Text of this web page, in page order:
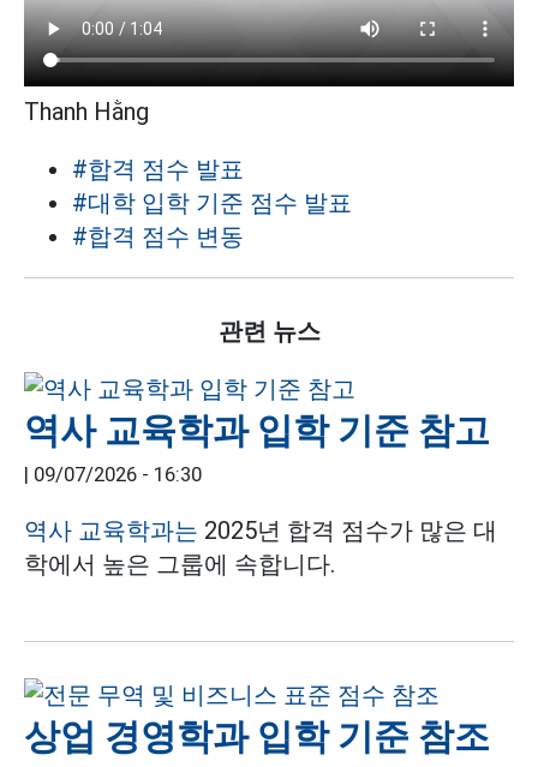
Thanh Hằng
#합격 점수 발표
#대학 입학 기준 점수 발표
#합격 점수 변동
관련 뉴스
역사 교육학과 입학 기준 참고
| 09/07/2026 - 16:30
역사 교육학과는 2025년 합격 점수가 많은 대
학에서 높은 그룹에 속합니다.
상업 경영학과 입학 기준 참조